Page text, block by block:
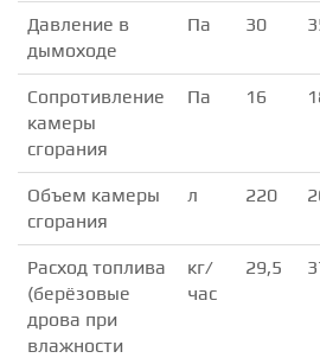
Давление в
дымоходе
Па 30
Сопротивление
камеры
сгорания
Па 16
Объем камеры
сгорания
л 220
Расход топлива
(берёзовые
дрова при
влажности
кг/
час
29,5